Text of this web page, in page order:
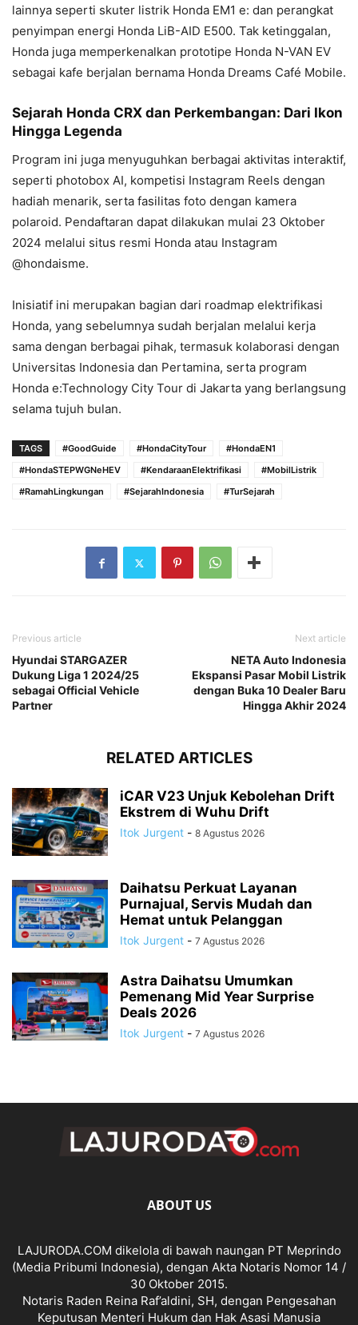
lainnya seperti skuter listrik Honda EM1 e: dan perangkat
penyimpan energi Honda LiB-AID E500. Tak ketinggalan,
Honda juga memperkenalkan prototipe Honda N-VAN EV
sebagai kafe berjalan bernama Honda Dreams Café Mobile.
Sejarah Honda CRX dan Perkembangan: Dari Ikon
Hingga Legenda
Program ini juga menyuguhkan berbagai aktivitas interaktif,
seperti photobox AI, kompetisi Instagram Reels dengan
hadiah menarik, serta fasilitas foto dengan kamera
polaroid. Pendaftaran dapat dilakukan mulai 23 Oktober
2024 melalui situs resmi Honda atau Instagram
@hondaisme.
Inisiatif ini merupakan bagian dari roadmap elektrifikasi
Honda, yang sebelumnya sudah berjalan melalui kerja
sama dengan berbagai pihak, termasuk kolaborasi dengan
Universitas Indonesia dan Pertamina, serta program
Honda e:Technology City Tour di Jakarta yang berlangsung
selama tujuh bulan.
TAGS #GoodGuide #HondaCityTour
#HondaEN1
#HondaSTEPWGNeHEV
#KendaraanElektrifikasi
#MobilListrik
#RamahLingkungan
#SejarahIndonesia #TurSejarah
Previous article
Hyundai STARGAZER
Dukung Liga 1 2024/25
sebagai Official Vehicle
Partner
Next article
NETA Auto Indonesia
Ekspansi Pasar Mobil Listrik
dengan Buka 10 Dealer Baru
Hingga Akhir 2024
RELATED ARTICLES
iCAR V23 Unjuk Kebolehan Drift
Ekstrem di Wuhu Drift
Itok Jurgent - 8 Agustus 2026
Daihatsu Perkuat Layanan
Purnajual, Servis Mudah dan
Hemat untuk Pelanggan
Itok Jurgent - 7 Agustus 2026
Astra Daihatsu Umumkan
Pemenang Mid Year Surprise
Deals 2026
Itok Jurgent - 7 Agustus 2026
ABOUT US
LAJURODA.COM dikelola di bawah naungan PT Meprindo
(Media Pribumi Indonesia), dengan Akta Notaris Nomor 14 /
30 Oktober 2015.
Notaris Raden Reina Raf’aldini, SH, dengan Pengesahan
Keputusan Menteri Hukum dan Hak Asasi Manusia